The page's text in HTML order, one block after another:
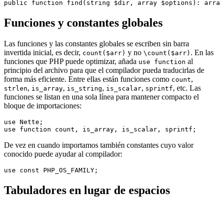
Funciones y constantes globales
Las funciones y las constantes globales se escriben sin barra
invertida inicial, es decir, count($arr) y no \count($arr) . En las
funciones que PHP puede optimizar, añada use function al
principio del archivo para que el compilador pueda traducirlas de
forma más eficiente. Entre ellas están funciones como count,
strlen, is_array, is_string, is_scalar, sprintf, etc. Las
funciones se listan en una sola línea para mantener compacto el
bloque de importaciones:
use Nette;
De vez en cuando importamos también constantes cuyo valor
conocido puede ayudar al compilador:
Tabuladores en lugar de espacios